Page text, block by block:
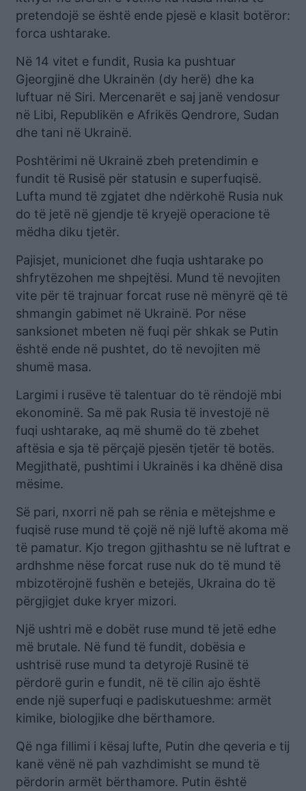
pretendojë se është ende pjesë e klasit botëror:
forca ushtarake.
Në 14 vitet e fundit, Rusia ka pushtuar
Gjeorgjinë dhe Ukrainën (dy herë) dhe ka
luftuar në Siri. Mercenarët e saj janë vendosur
në Libi, Republikën e Afrikës Qendrore, Sudan
dhe tani në Ukrainë.
Poshtërimi në Ukrainë zbeh pretendimin e
fundit të Rusisë për statusin e superfuqisë.
Lufta mund të zgjatet dhe ndërkohë Rusia nuk
do të jetë në gjendje të kryejë operacione të
mëdha diku tjetër.
Pajisjet, municionet dhe fuqia ushtarake po
shfrytëzohen me shpejtësi. Mund të nevojiten
vite për të trajnuar forcat ruse në mënyrë që të
shmangin gabimet në Ukrainë. Por nëse
sanksionet mbeten në fuqi për shkak se Putin
është ende në pushtet, do të nevojiten më
shumë masa.
Largimi i rusëve të talentuar do të rëndojë mbi
ekonominë. Sa më pak Rusia të investojë në
fuqi ushtarake, aq më shumë do të zbehet
aftësia e sja të përçajë pjesën tjetër të botës.
Megjithatë, pushtimi i Ukrainës i ka dhënë disa
mësime.
Së pari, nxorri në pah se rënia e mëtejshme e
fuqisë ruse mund të çojë në një luftë akoma më
të pamatur. Kjo tregon gjithashtu se në luftrat e
ardhshme nëse forcat ruse nuk do të mund të
mbizotërojnë fushën e betejës, Ukraina do të
përgjigjet duke kryer mizori.
Një ushtri më e dobët ruse mund të jetë edhe
më brutale. Në fund të fundit, dobësia e
ushtrisë ruse mund ta detyrojë Rusinë të
përdorë gurin e fundit, në të cilin ajo është
ende një superfuqi e padiskutueshme: armët
kimike, biologjike dhe bërthamore.
Që nga fillimi i kësaj lufte, Putin dhe qeveria e tij
kanë vënë në pah vazhdimisht se mund të
përdorin armët bërthamore. Putin është